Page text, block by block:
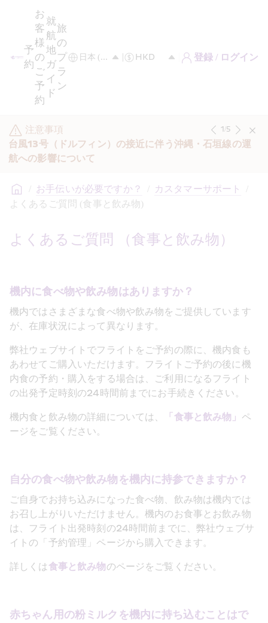
予
約
お
客
様
の
ご
予
約
就
航
地
ガ
イ
ド
旅
の
プ
ラ
ン
登録 / ログイン
注意事項
台風13号（ドルフィン）の接近に伴う沖縄・石垣線の運
航への影響について
1/5
/ お手伝いが必要ですか？ / カスタマーサポート
/
よくあるご質問 (食事と飲み物)
よくあるご質問 （食事と飲み物）
機内に食べ物や飲み物はありますか？
機内ではさまざまな食べ物や飲み物をご提供しています
が、在庫状況によって異なります。
弊社ウェブサイトでフライトをご予約の際に、機内食も
あわせてご購入いただけます。フライトご予約の後に機
内食の予約・購入をする場合は、ご利用になるフライト
の出発予定時刻の24時間前までにお手続きください。
機内食と飲み物の詳細については、
「食事と飲み物」 ペ
ージをご覧ください。
自分の食べ物や飲み物を機内に持参できますか？
ご自身でお持ち込みになった食べ物、飲み物は機内では
お召し上がりいただけません。機内のお食事とお飲み物
は、フライト出発時刻の24時間前までに、弊社ウェブサ
イトの「予約管理」ページから購入できます。
詳しくは食事と飲み物のページをご覧ください。
赤ちゃん用の粉ミルクを機内に持ち込むことはで